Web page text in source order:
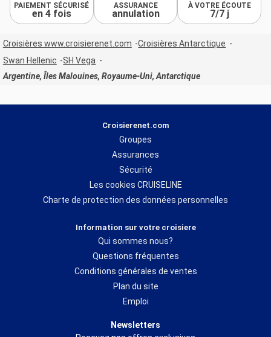
PAIEMENT SÉCURISÉ
en 4 fois
ASSURANCE
annulation
À VOTRE ÉCOUTE
7/7 j
Croisières www.croisierenet.com
Croisières Antarctique
Swan Hellenic
SH Vega
Argentine, Îles Malouines, Royaume-Uni, Antarctique
Croisierenet.com
Groupes
Assurances
Sécurité
Les cookies CRUISELINE
Charte de protection des données personnelles
Information sur votre croisiere
Qui sommes nous?
Questions fréquentes
Conditions générales de ventes
Plan du site
Emploi
Newsletters